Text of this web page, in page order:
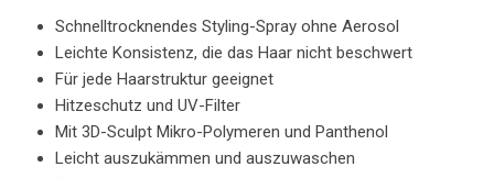
Schnelltrocknendes Styling-Spray ohne Aerosol
Leichte Konsistenz, die das Haar nicht beschwert
Für jede Haarstruktur geeignet
Hitzeschutz und UV-Filter
Mit 3D-Sculpt Mikro-Polymeren und Panthenol
Leicht auszukämmen und auszuwaschen